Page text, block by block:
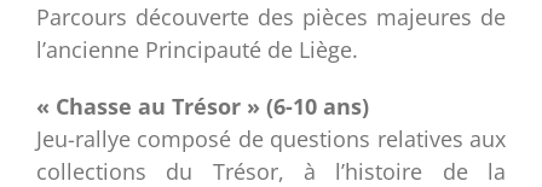
Parcours découverte des pièces majeures de
l’ancienne Principauté de Liège.
« Chasse au Trésor » (6-10 ans)
Jeu-rallye composé de questions relatives aux
collections du Trésor, à l’histoire de la